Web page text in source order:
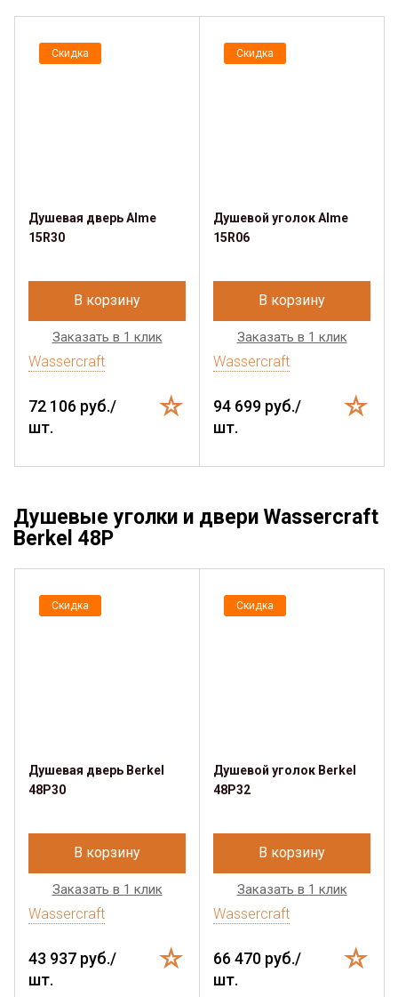
Скидка
Душевая дверь Alme
15R30
В корзину
Заказать в 1 клик
Wassercraft
72 106 руб./
шт.
Скидка
Душевой уголок Alme
15R06
В корзину
Заказать в 1 клик
Wassercraft
94 699 руб./
шт.
Душевые уголки и двери Wassercraft
Berkel 48P
Скидка
Душевая дверь Berkel
48P30
В корзину
Заказать в 1 клик
Wassercraft
43 937 руб./
шт.
Скидка
Душевой уголок Berkel
48P32
В корзину
Заказать в 1 клик
Wassercraft
66 470 руб./
шт.